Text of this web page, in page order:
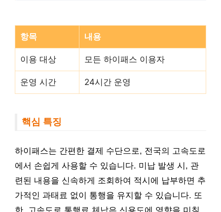
항목 내용
이용 대상 모든 하이패스 이용자
운영 시간 24시간 운영
핵심 특징
하이패스는 간편한 결제 수단으로, 전국의 고속도로
에서 손쉽게 사용할 수 있습니다. 미납 발생 시, 관
련된 내용을 신속하게 조회하여 적시에 납부하면 추
가적인 과태료 없이 통행을 유지할 수 있습니다. 또
한, 고속도로 통행료 체납은 신용도에 영향을 미칠